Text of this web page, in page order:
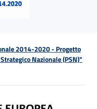
2014-2020 - Progetto
Nazionale (PSN)"